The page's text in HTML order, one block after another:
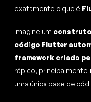
exatamente o que é
Imagine um
código Flutter
framework criado
rápido, principalmente
uma única base de